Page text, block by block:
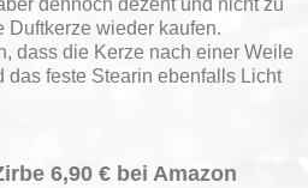
dennoch dezent und nicht zu
Duftkerze wieder kaufen.
dass die Kerze nach einer Weile
das feste Stearin ebenfalls Licht
6,90 € bei Amazon